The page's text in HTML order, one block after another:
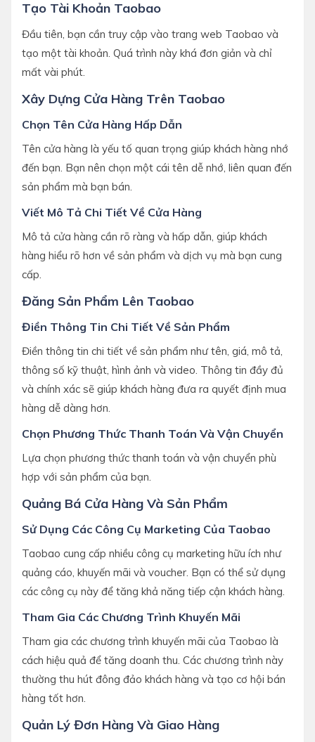
Tạo Tài Khoản Taobao
Đầu tiên, bạn cần truy cập vào trang web Taobao và
tạo một tài khoản. Quá trình này khá đơn giản và chỉ
mất vài phút.
Xây Dựng Cửa Hàng Trên Taobao
Chọn Tên Cửa Hàng Hấp Dẫn
Tên cửa hàng là yếu tố quan trọng giúp khách hàng nhớ
đến bạn. Bạn nên chọn một cái tên dễ nhớ, liên quan đến
sản phẩm mà bạn bán.
Viết Mô Tả Chi Tiết Về Cửa Hàng
Mô tả cửa hàng cần rõ ràng và hấp dẫn, giúp khách
hàng hiểu rõ hơn về sản phẩm và dịch vụ mà bạn cung
cấp.
Đăng Sản Phẩm Lên Taobao
Điền Thông Tin Chi Tiết Về Sản Phẩm
Điền thông tin chi tiết về sản phẩm như tên, giá, mô tả,
thông số kỹ thuật, hình ảnh và video. Thông tin đầy đủ
và chính xác sẽ giúp khách hàng đưa ra quyết định mua
hàng dễ dàng hơn.
Chọn Phương Thức Thanh Toán Và Vận Chuyển
Lựa chọn phương thức thanh toán và vận chuyển phù
hợp với sản phẩm của bạn.
Quảng Bá Cửa Hàng Và Sản Phẩm
Sử Dụng Các Công Cụ Marketing Của Taobao
Taobao cung cấp nhiều công cụ marketing hữu ích như
quảng cáo, khuyến mãi và voucher. Bạn có thể sử dụng
các công cụ này để tăng khả năng tiếp cận khách hàng.
Tham Gia Các Chương Trình Khuyến Mãi
Tham gia các chương trình khuyến mãi của Taobao là
cách hiệu quả để tăng doanh thu. Các chương trình này
thường thu hút đông đảo khách hàng và tạo cơ hội bán
hàng tốt hơn.
Quản Lý Đơn Hàng Và Giao Hàng